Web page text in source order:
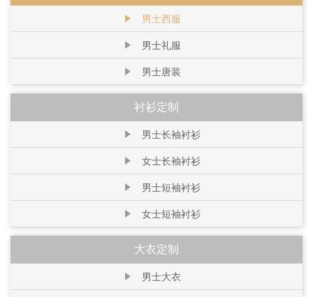
男士西服
男士礼服
男士唐装
衬衫定制
男士长袖衬衫
女士长袖衬衫
男士短袖衬衫
女士短袖衬衫
大衣定制
男士大衣